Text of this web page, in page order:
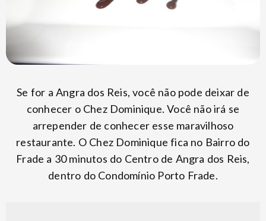
Se for a Angra dos Reis, você não pode deixar de
conhecer o Chez Dominique. Você não irá se
arrepender de conhecer esse maravilhoso
restaurante. O Chez Dominique fica no Bairro do
Frade a 30 minutos do Centro de Angra dos Reis,
dentro do Condomínio Porto Frade.